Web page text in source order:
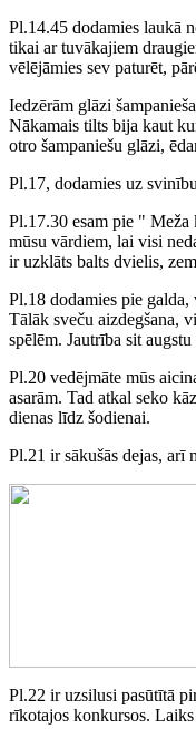
Pl.14.45 dodamies laukā
tikai ar tuvākajiem
vēlējāmies sev paturēt,
Iedzērām glāzi
Nākamais tilts bija kaut
otro šampaniešu glāzi,
Pl.17, dodamies uz
Pl.17.30 esam pie " Meža
mūsu vārdiem, lai visi
ir uzklāts balts dvielis,
Pl.18 dodamies pie
Tālāk sveču aizdegšana,
spēlēm. Jautrība sit
Pl.20 vedējmāte mūs
asarām. Tad atkal seko
dienas līdz šodienai.
Pl.21 ir sākušās dejas, arī
Pl.22 ir uzsilusi pasūtītā
rīkotajos konkursos.